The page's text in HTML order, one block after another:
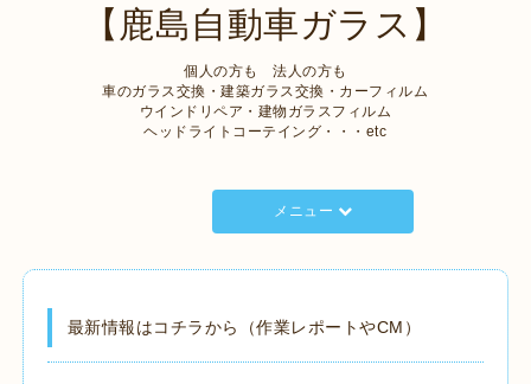
【鹿島自動車ガラス】
個人の方も 法人の方も
車のガラス交換・建築ガラス交換・カーフィルム
ウインドリペア・建物ガラスフィルム
ヘッドライトコーテイング・・・etc
メニュー
最新情報はコチラから（作業レポートやCM）